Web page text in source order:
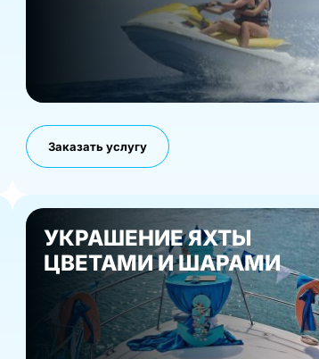
Заказать услугу
УКРАШЕНИЕ ЯХТЫ
ЦВЕТАМИ И ШАРАМИ